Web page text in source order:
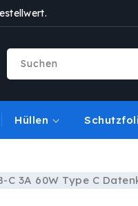
Suchen
Hüllen
C 3A 60W Type C